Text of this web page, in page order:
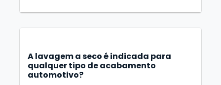
A lavagem a seco é indicada para
qualquer tipo de acabamento
automotivo?